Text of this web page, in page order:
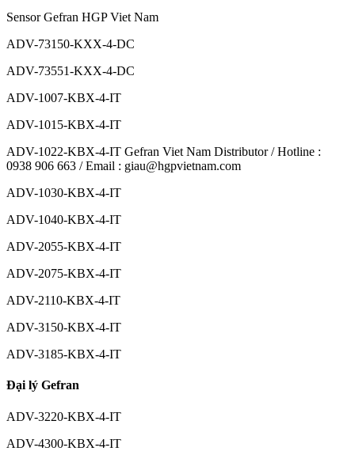
Sensor Gefran HGP Viet Nam
ADV-73150-KXX-4-DC
ADV-73551-KXX-4-DC
ADV-1007-KBX-4-IT
ADV-1015-KBX-4-IT
ADV-1022-KBX-4-IT Gefran Viet Nam Distributor / Hotline :
0938 906 663 / Email : giau@hgpvietnam.com
ADV-1030-KBX-4-IT
ADV-1040-KBX-4-IT
ADV-2055-KBX-4-IT
ADV-2075-KBX-4-IT
ADV-2110-KBX-4-IT
ADV-3150-KBX-4-IT
ADV-3185-KBX-4-IT
Đại lý Gefran
ADV-3220-KBX-4-IT
ADV-4300-KBX-4-IT